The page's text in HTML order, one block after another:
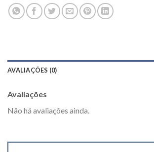
AVALIAÇÕES (0)
Avaliações
Não há avaliações ainda.